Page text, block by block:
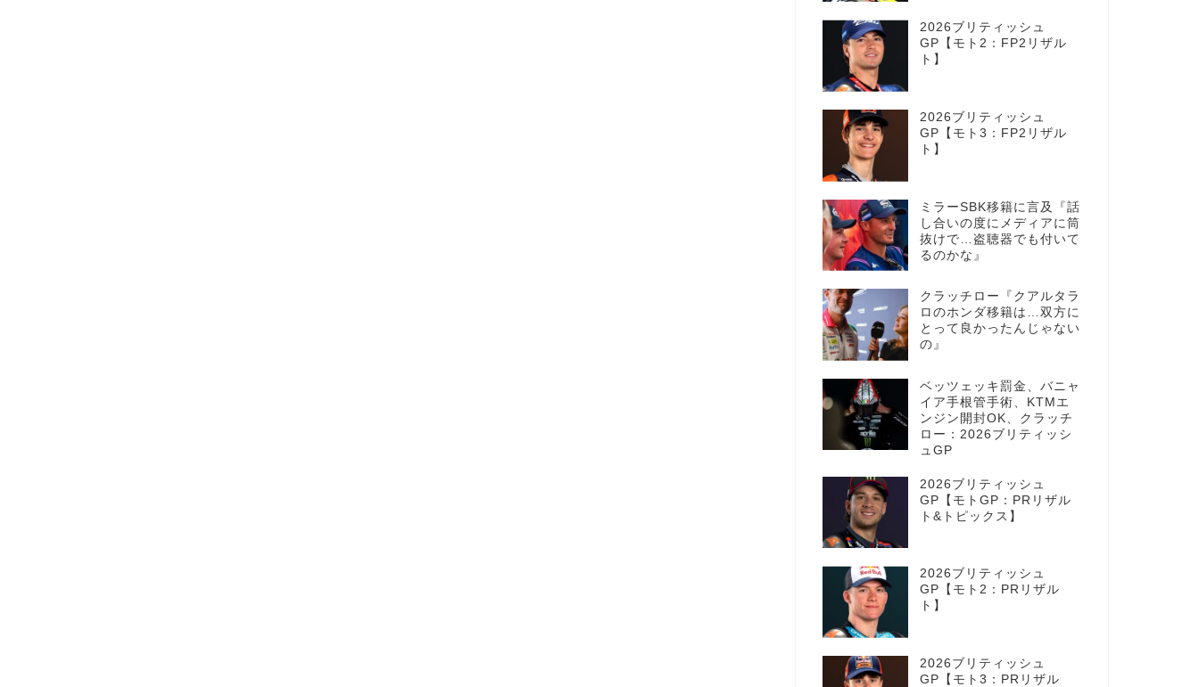
2026ブリティッシュ
GP【モト2：FP2リザル
ト】
2026ブリティッシュ
GP【モト3：FP2リザル
ト】
ミラーSBK移籍に言及『話
し合いの度にメディアに筒
抜けで…盗聴器でも付いて
るのかな』
クラッチロー『クアルタラ
ロのホンダ移籍は…双方に
とって良かったんじゃない
の』
ベッツェッキ罰金、バニャ
イア手根管手術、KTMエ
ンジン開封OK、クラッチ
ロー：2026ブリティッシ
ュGP
2026ブリティッシュ
GP【モトGP：PRリザル
ト&トピックス】
2026ブリティッシュ
GP【モト2：PRリザル
ト】
2026ブリティッシュ
GP【モト3：PRリザル